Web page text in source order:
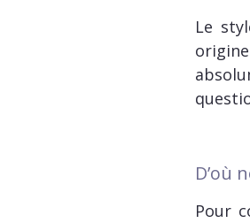
Le
D’où
Pour